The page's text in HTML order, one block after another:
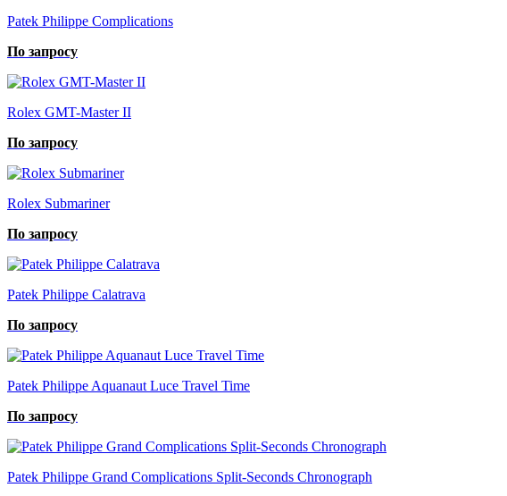
Patek Philippe Complications
По запросу
Rolex GMT-Master II
По запросу
Rolex Submariner
По запросу
Patek Philippe Calatrava
По запросу
Patek Philippe Aquanaut Luce Travel Time
По запросу
Patek Philippe Grand Complications Split-Seconds Сhronograph